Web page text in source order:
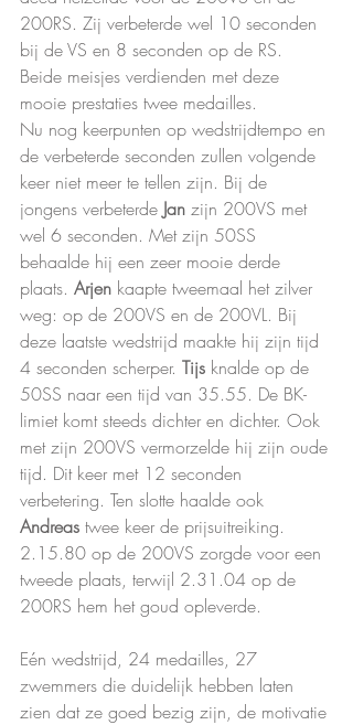
200RS. Zij verbeterde wel 10 seconden
bij de VS en 8 seconden op de RS.
Beide meisjes verdienden met deze
mooie prestaties twee medailles.
Nu nog keerpunten op wedstrijdtempo en
de verbeterde seconden zullen volgende
keer niet meer te tellen zijn. Bij de
jongens verbeterde Jan zijn 200VS met
wel 6 seconden. Met zijn 50SS
behaalde hij een zeer mooie derde
plaats. Arjen kaapte tweemaal het zilver
weg: op de 200VS en de 200VL. Bij
deze laatste wedstrijd maakte hij zijn tijd
4 seconden scherper. Tijs knalde op de
50SS naar een tijd van 35.55. De BK-
limiet komt steeds dichter en dichter. Ook
met zijn 200VS vermorzelde hij zijn oude
tijd. Dit keer met 12 seconden
verbetering. Ten slotte haalde ook
Andreas twee keer de prijsuitreiking.
2.15.80 op de 200VS zorgde voor een
tweede plaats, terwijl 2.31.04 op de
200RS hem het goud opleverde.
Eén wedstrijd, 24 medailles, 27
zwemmers die duidelijk hebben laten
zien dat ze goed bezig zijn, de motivatie